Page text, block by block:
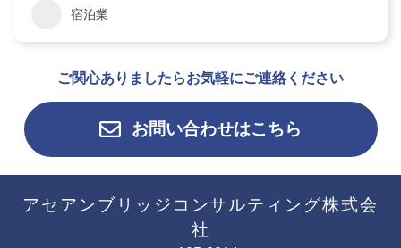
宿泊業
ご関心ありましたらお気軽にご連絡ください
お問い合わせはこちら
アセアンブリッジコンサルティング株式会
社